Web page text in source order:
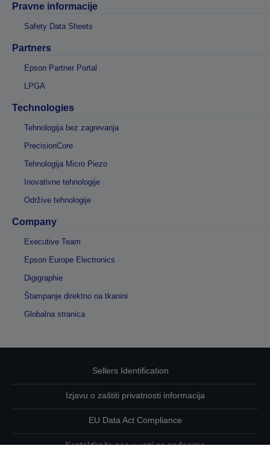
Pravne informacije
Safety Data Sheets
Partners
Epson Partner Portal
LPGA
Technologies
Tehnologija bez zagrevanja
PrecisionCore
Tehnologija Micro Piezo
Inovativne tehnologije
Održive tehnologije
Company
Executive Team
Epson Europe Electronics
Digigraphie
Štampanje direktno na tkanini
Globalna stranica
Sellers Identification
Izjavu o zaštiti privatnosti informacija
EU Data Act Compliance
Kontaktirajte nas u vezi sa podacima